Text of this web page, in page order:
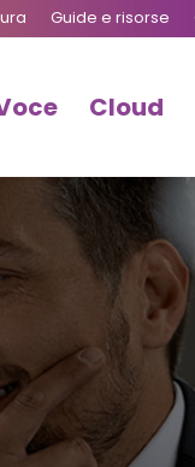
Guide e risorse
Cloud